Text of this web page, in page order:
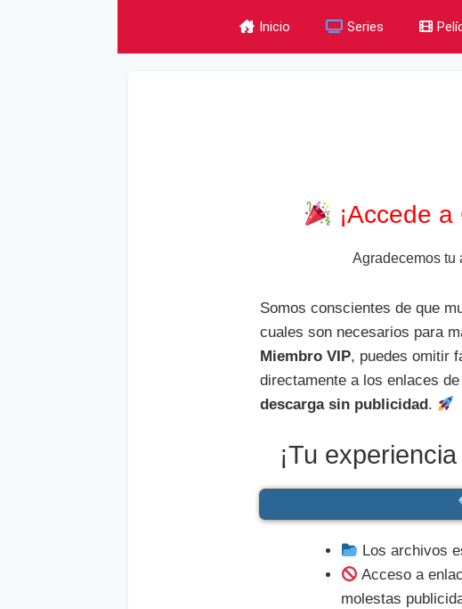
Inicio Series
¡Accede
Agradecemos tu
Somos conscientes de que
cuales son necesarios para
Miembro VIP, puedes omitir
directamente a los enlaces de
descarga sin publicidad.
¡Tu
Los archivos
Acceso a
molestas